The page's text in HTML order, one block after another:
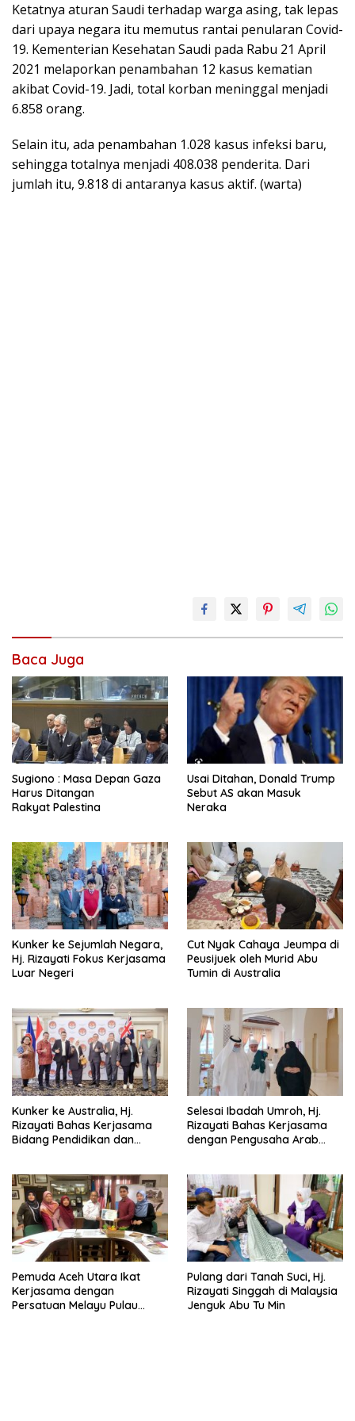
Ketatnya aturan Saudi terhadap warga asing, tak lepas
dari upaya negara itu memutus rantai penularan Covid-
19. Kemente­rian Kesehatan Saudi pada Rabu 21 April
2021 melaporkan penambahan 12 kasus kematian
akibat Covid-19. Jadi, total korban meninggal menjadi
6.858 orang.
Selain itu, ada penambahan 1.028 kasus infeksi baru,
sehingga totalnya menjadi 408.038 penderita. Dari
jumlah itu, 9.818 di antaranya kasus aktif. (warta)
Baca Juga
Sugiono : Masa Depan Gaza
Harus Ditangan
Rakyat Palestina
Usai Ditahan, Donald Trump
Sebut AS akan Masuk
Neraka
Kunker ke Sejumlah Negara,
Hj. Rizayati Fokus Kerjasama
Luar Negeri
Cut Nyak Cahaya Jeumpa di
Peusijuek oleh Murid Abu
Tumin di Australia
Kunker ke Australia, Hj.
Rizayati Bahas Kerjasama
Bidang Pendidikan dan
Selesai Ibadah Umroh, Hj.
Rizayati Bahas Kerjasama
dengan Pengusaha Arab
Pemuda Aceh Utara Ikat
Kerjasama dengan
Persatuan Melayu Pulau
Pulang dari Tanah Suci, Hj.
Rizayati Singgah di Malaysia
Jenguk Abu Tu Min